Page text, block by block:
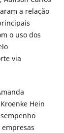
a relação
o uso dos
via
Hein